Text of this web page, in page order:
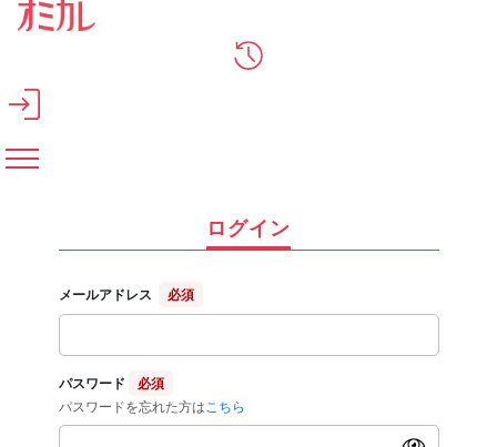
メインコンテンツへスキップ
ログイン
メールアドレス 必須
パスワード
必須
パスワードを忘れた方は こちら